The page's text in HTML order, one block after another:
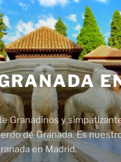
Granadinos y
de Granada. Es
en Madrid.